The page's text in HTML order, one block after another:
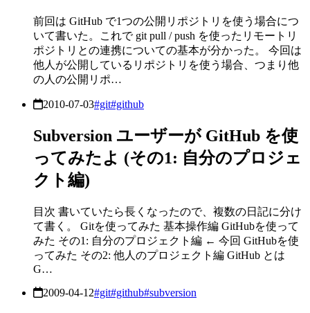
前回は GitHub で1つの公開リポジトリを使う場合につ
いて書いた。これで git pull / push を使ったリモートリ
ポジトリとの連携についての基本が分かった。 今回は
他人が公開しているリポジトリを使う場合、つまり他
の人の公開リポ…
2010-07-03#git#github
Subversion ユーザーが GitHub を使
ってみたよ (その1: 自分のプロジェ
クト編)
目次 書いていたら長くなったので、複数の日記に分け
て書く。 Gitを使ってみた 基本操作編 GitHubを使って
みた その1: 自分のプロジェクト編 ← 今回 GitHubを使
ってみた その2: 他人のプロジェクト編 GitHub とは
G…
2009-04-12#git#github#subversion